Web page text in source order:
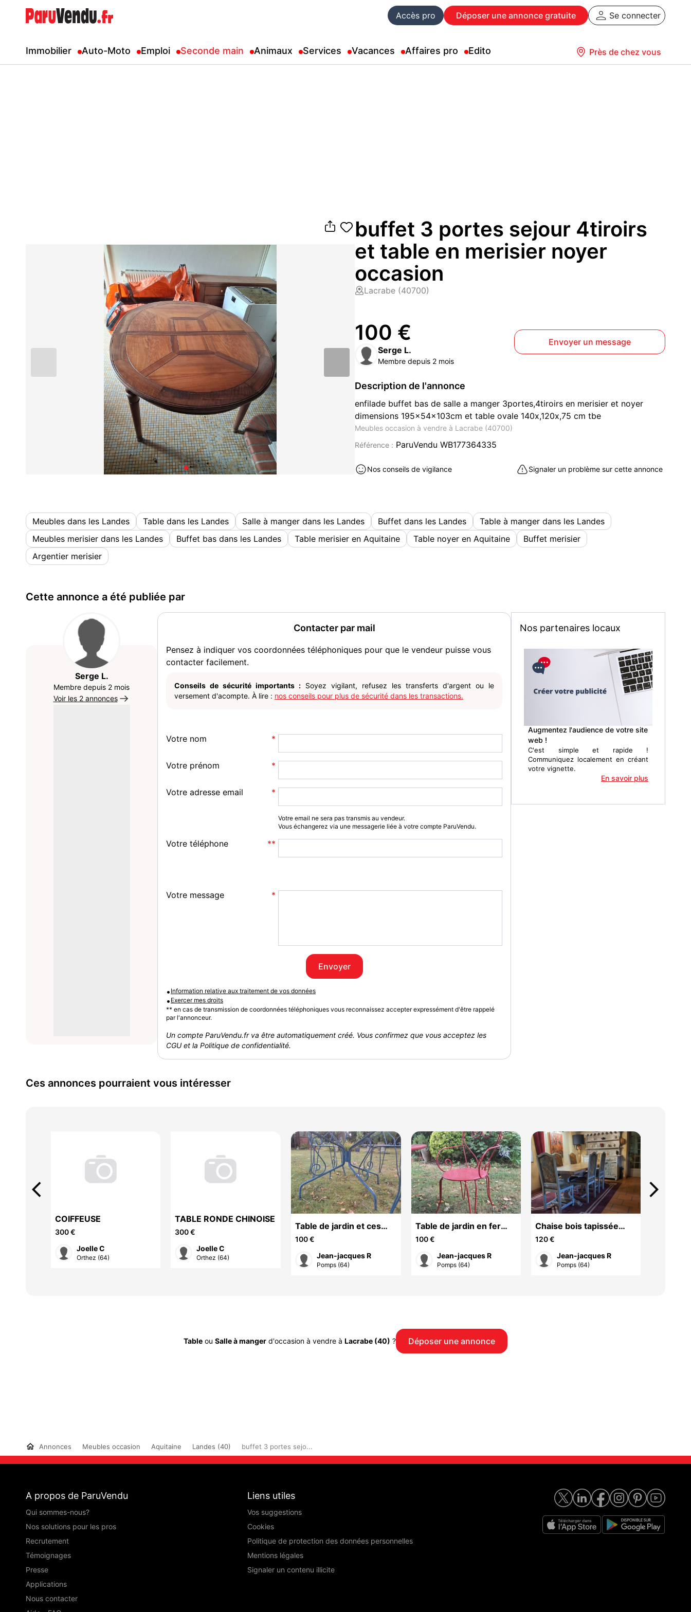
Accès pro Déposer une annonce gratuite Se connecter
Immobilier Auto-Moto Emploi Seconde main Animaux Services Vacances Affaires pro Edito Près de chez vous
buffet 3 portes sejour 4tiroirs
et table en merisier noyer
occasion
Lacrabe (40700)
100 €
Serge L.
Membre depuis 2 mois
Envoyer un message
Description de l'annonce
enfilade buffet bas de salle a manger 3portes,4tiroirs en merisier et noyer
dimensions 195x54x103cm et table ovale 140x,120x,75 cm tbe
Meubles occasion à vendre à Lacrabe (40700)
Référence : ParuVendu WB177364335
Nos conseils de vigilance Signaler un problème sur cette annonce
Meubles dans les Landes Table dans les Landes Salle à manger dans les Landes Buffet dans les Landes
Table à manger dans les Landes
Meubles merisier dans les Landes
Buffet bas dans les Landes Table merisier en Aquitaine Table noyer en Aquitaine
Buffet merisier
Argentier merisier
Cette annonce a été publiée par
Serge L.
Membre depuis 2 mois
Voir les 2 annonces
Contacter par mail
Pensez à indiquer vos coordonnées téléphoniques pour que le vendeur puisse vous
contacter facilement.
Conseils de sécurité importants : Soyez vigilant, refusez les transferts d'argent ou le
versement d'acompte. À lire : nos conseils pour plus de sécurité dans les transactions.
Votre nom
Votre prénom
Votre adresse email
Votre email ne sera pas transmis au vendeur.
Vous échangerez via une messagerie liée à votre compte ParuVendu.
Votre téléphone
Votre message
Envoyer
• Information relative aux traitement de vos données
• Exercer mes droits
** en cas de transmission de coordonnées téléphoniques vous reconnaissez accepter expressément d'être rappelé
par l'annonceur.
Un compte ParuVendu.fr va être automatiquement créé. Vous confirmez que vous acceptez les
CGU et la Politique de confidentialité.
Nos partenaires locaux
Augmentez l'audience de votre site
web !
C'est simple et rapide !
Communiquez localement en créant
votre vignette.
En savoir plus
Ces annonces pourraient vous intéresser
COIFFEUSE
300 €
Joelle C
Orthez (64)
TABLE RONDE CHINOISE
300 €
Joelle C
Orthez (64)
Table de jardin et ces
chaises
100 €
Jean-jacques R
Pomps (64)
Table de jardin en fer
forgé
100 €
Jean-jacques R
Pomps (64)
Chaise bois tapissée
motif floral
120 €
Jean-jacques R
Pomps (64)
arrow_back_ios arrow_forward_ios
Table ou Salle à manger d'occasion à vendre à Lacrabe (40) ? Déposer une annonce
Annonces Meubles occasion Aquitaine Landes (40) buffet 3 portes sejo...
A propos de ParuVendu
Qui sommes-nous?
Nos solutions pour les pros
Recrutement
Témoignages
Presse
Applications
Nous contacter
Liens utiles
Vos suggestions
Cookies
Politique de protection des données personnelles
Mentions légales
Signaler un contenu illicite